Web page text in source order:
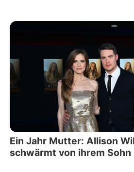
Ein Jahr Mutter: Allison
schwärmt von ihrem Sohn